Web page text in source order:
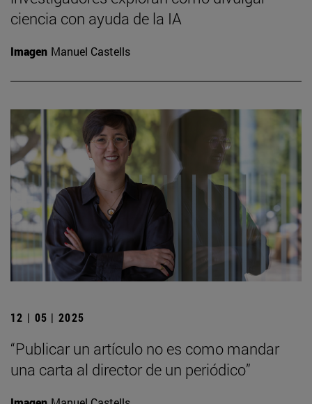
ciencia con ayuda de la IA
Imagen Manuel Castells
12 | 05 | 2025
“Publicar un artículo no es como mandar
una carta al director de un periódico”